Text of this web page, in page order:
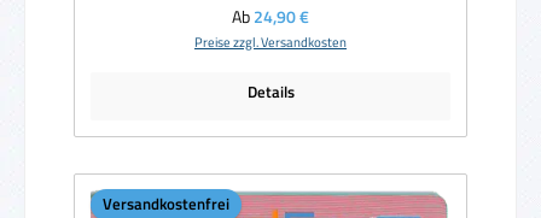
Regulärer Preis:
Ab24,90 €
Preise zzgl. Versandkosten
Details
Versandkostenfrei